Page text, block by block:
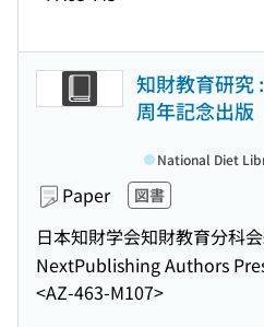
知財教育研究
周年記念出版
Paper 図書
日本知財学会知財教育分科
NextPublishing Authors
<AZ-463-M107>
National Diet